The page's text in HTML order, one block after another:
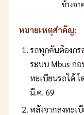
ข้างอา
หมายเหตุสำคัญ:
รถทุกคันต้องกร
ระบบ Mbus ก่อ
ทะเบียนรถได้
มี.ค. 69
หลังจากลงทะเ